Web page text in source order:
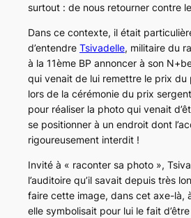
surtout : de nous retourner contre
Dans ce contexte, il était
d’entendre Tsivadelle, militaire du
à la 11ème BP annoncer à son
qui venait de lui remettre le prix du
lors de la cérémonie du prix
pour réaliser la photo qui venait
se positionner à un endroit dont
rigoureusement interdit !
Invité à « raconter sa photo »,
l’auditoire qu’il savait depuis très
faire cette image, dans cet axe-là,
elle symbolisait pour lui le fait